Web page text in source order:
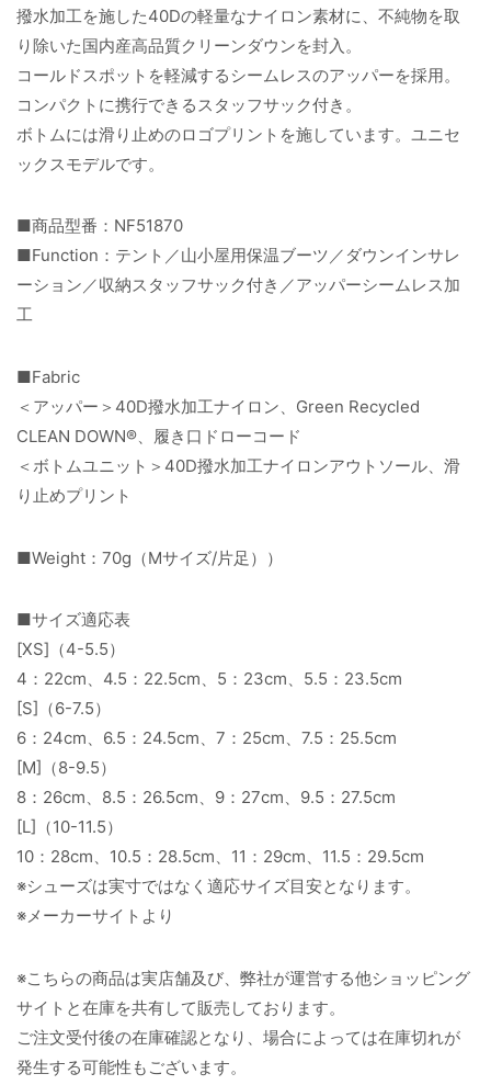
撥水加工を施した40Dの軽量なナイロン素材に、不純物を取
り除いた国内産高品質クリーンダウンを封入。
コールドスポットを軽減するシームレスのアッパーを採用。
コンパクトに携行できるスタッフサック付き。
ボトムには滑り止めのロゴプリントを施しています。ユニセ
ックスモデルです。
■商品型番：NF51870
■Function：テント／山小屋用保温ブーツ／ダウンインサレ
ーション／収納スタッフサック付き／アッパーシームレス加
工
■Fabric
＜アッパー＞40D撥水加工ナイロン、Green Recycled
CLEAN DOWN®、履き口ドローコード
＜ボトムユニット＞40D撥水加工ナイロンアウトソール、滑
り止めプリント
■Weight：70g（Mサイズ/片足））
■サイズ適応表
[XS]（4-5.5）
4：22cm、4.5：22.5cm、5：23cm、5.5：23.5cm
[S]（6-7.5）
6：24cm、6.5：24.5cm、7：25cm、7.5：25.5cm
[M]（8-9.5）
8：26cm、8.5：26.5cm、9：27cm、9.5：27.5cm
[L]（10-11.5）
10：28cm、10.5：28.5cm、11：29cm、11.5：29.5cm
※シューズは実寸ではなく適応サイズ目安となります。
※メーカーサイトより
※こちらの商品は実店舗及び、弊社が運営する他ショッピング
サイトと在庫を共有して販売しております。
ご注文受付後の在庫確認となり、場合によっては在庫切れが
発生する可能性もございます。